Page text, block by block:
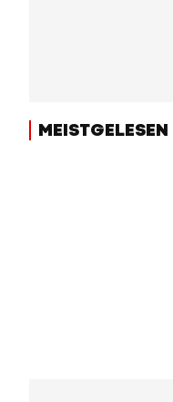
MEISTGELESEN